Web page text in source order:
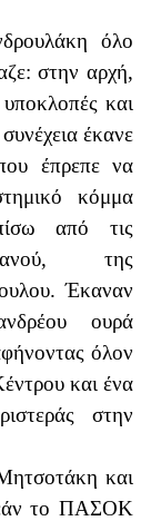
όλο
στην αρχή,
και
έκανε
έπρεπε να
κόμμα
από τις
της
Έκαναν
ουρά
όλον
και ένα
στην
και
εάν το ΠΑΣΟΚ